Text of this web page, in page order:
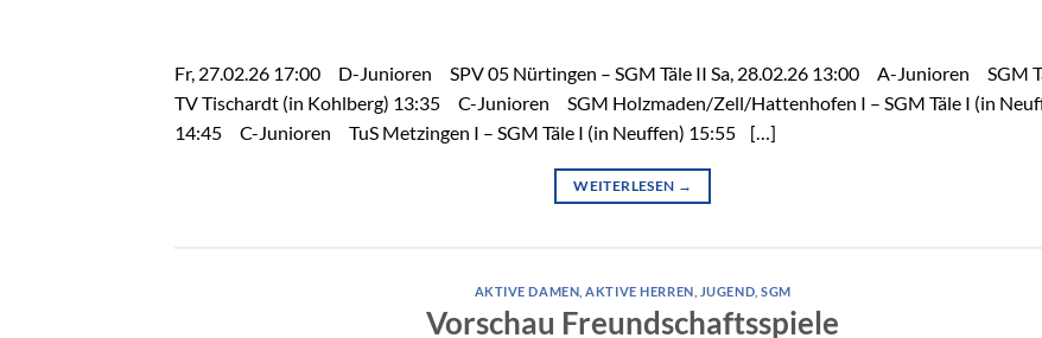
Fr, 27.02.26 17:00 D-Junioren SPV 05 Nürtingen – SGM Täle II Sa, 28.02.26 13:00 A-Junioren SGM
TV Tischardt (in Kohlberg) 13:35 C-Junioren SGM Holzmaden/Zell/Hattenhofen I – SGM Täle I (in
14:45 C-Junioren TuS Metzingen I – SGM Täle I (in Neuffen) 15:55 […]
WEITERLESEN →
AKTIVE DAMEN AKTIVE HERREN JUGEND ,SGM
Vorschau Freundschaftsspiele